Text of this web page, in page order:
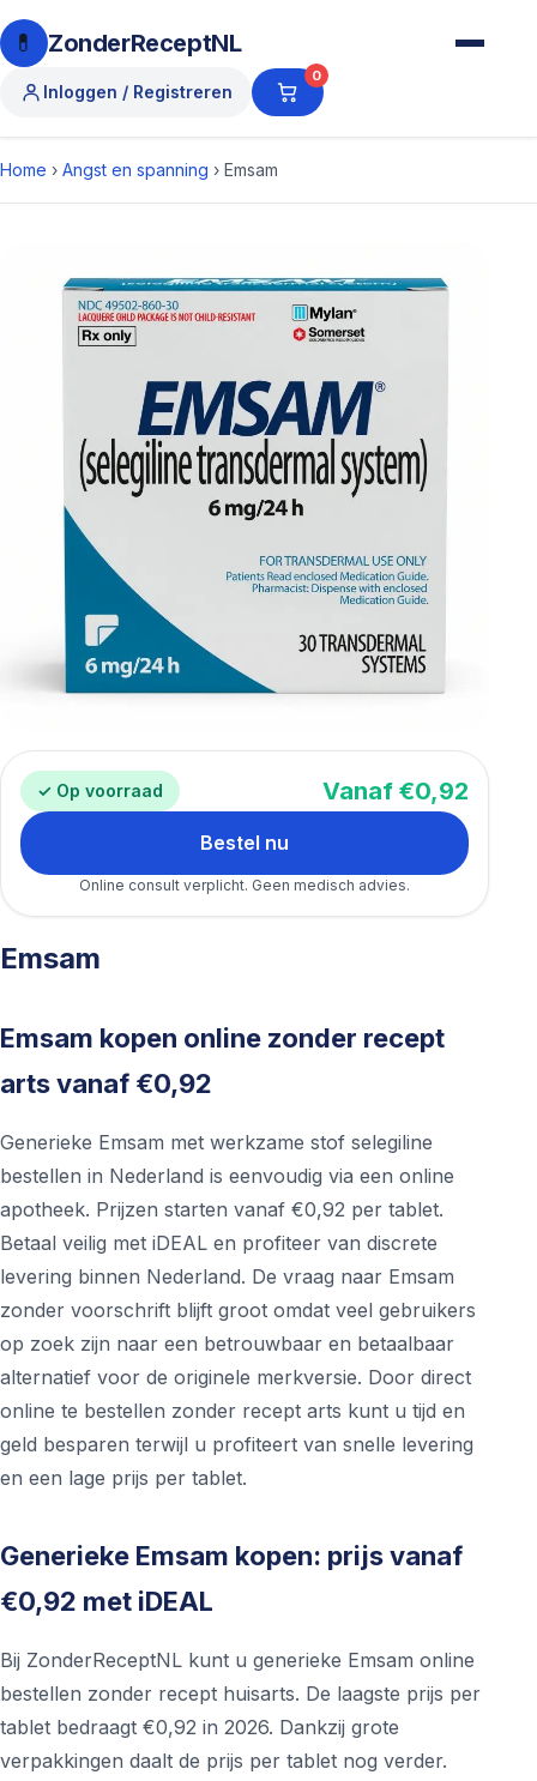
💊 ZonderReceptNL
Inloggen / Registreren
0
Home › Angst en spanning › Emsam
✓ Op voorraad Vanaf €0,92
Bestel nu
Online consult verplicht. Geen medisch advies.
Emsam
Emsam kopen online zonder recept
arts vanaf €0,92
Generieke Emsam met werkzame stof selegiline
bestellen in Nederland is eenvoudig via een online
apotheek. Prijzen starten vanaf €0,92 per tablet.
Betaal veilig met iDEAL en profiteer van discrete
levering binnen Nederland. De vraag naar Emsam
zonder voorschrift blijft groot omdat veel gebruikers
op zoek zijn naar een betrouwbaar en betaalbaar
alternatief voor de originele merkversie. Door direct
online te bestellen zonder recept arts kunt u tijd en
geld besparen terwijl u profiteert van snelle levering
en een lage prijs per tablet.
Generieke Emsam kopen: prijs vanaf
€0,92 met iDEAL
Bij ZonderReceptNL kunt u generieke Emsam online
bestellen zonder recept huisarts. De laagste prijs per
tablet bedraagt €0,92 in 2026. Dankzij grote
verpakkingen daalt de prijs per tablet nog verder.